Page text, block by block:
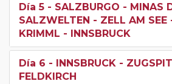
Día 5 - SALZBURGO - MINAS
SALZWELTEN - ZELL AM SEE
KRIMML - INNSBRUCK
Día 6 - INNSBRUCK -
FELDKIRCH